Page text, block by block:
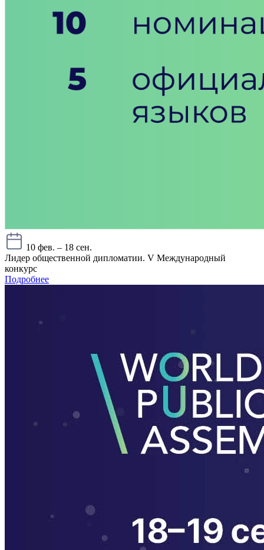
10 фев. – 18 сен.
Лидер общественной дипломатии. V Международный
конкурс
Подробнее